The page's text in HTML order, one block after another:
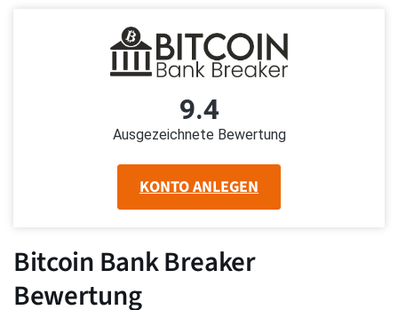
9.4
Ausgezeichnete Bewertung
KONTO ANLEGEN
Bitcoin Bank Breaker
Bewertung